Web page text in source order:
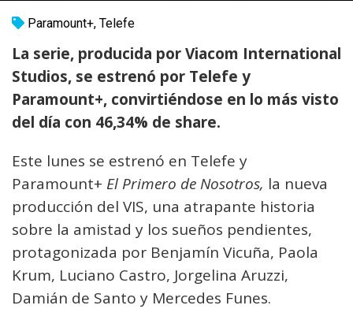
Paramount+, Telefe
La serie, producida por Viacom International
Studios, se estrenó por Telefe y
Paramount+, convirtiéndose en lo más visto
del día con 46,34% de share.
Este lunes se estrenó en Telefe y
Paramount+ El Primero de Nosotros, la nueva
producción del VIS, una atrapante historia
sobre la amistad y los sueños pendientes,
protagonizada por Benjamín Vicuña, Paola
Krum, Luciano Castro, Jorgelina Aruzzi,
Damián de Santo y Mercedes Funes.